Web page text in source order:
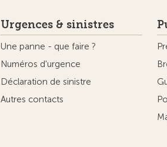
Urgences & sinistres
Une panne - que faire ?
Numéros d'urgence
Déclaration de sinistre
Autres contacts